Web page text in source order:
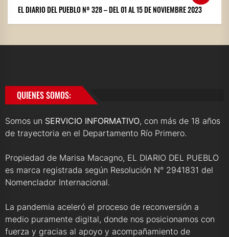
EL DIARIO DEL PUEBLO Nº 328 – DEL 01 AL 15 DE NOVIEMBRE 2023
QUIENES SOMOS:
Somos un SERVICIO INFORMATIVO, con más de 18 años
de trayectoria en el Departamento Río Primero.
Propiedad de Marisa Macagno, EL DIARIO DEL PUEBLO
es marca registrada según Resolución N° 2941831 del
Nomenclador Internacional.
La pandemia aceleró el proceso de reconversión a
medio puramente digital, donde nos posicionamos con
fuerza y gracias al apoyo y acompañamiento de